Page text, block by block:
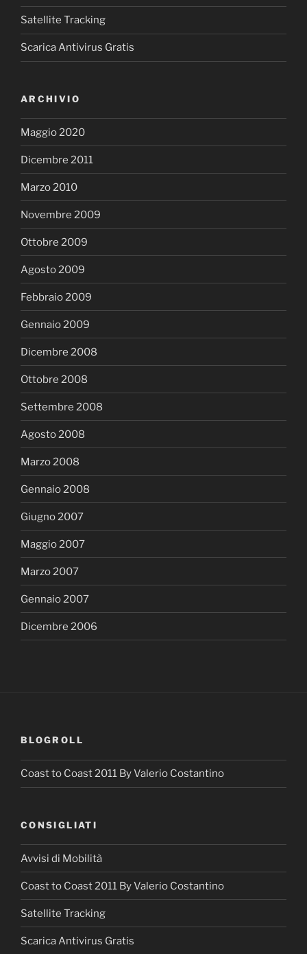
Satellite Tracking
Scarica Antivirus Gratis
ARCHIVIO
Maggio 2020
Dicembre 2011
Marzo 2010
Novembre 2009
Ottobre 2009
Agosto 2009
Febbraio 2009
Gennaio 2009
Dicembre 2008
Ottobre 2008
Settembre 2008
Agosto 2008
Marzo 2008
Gennaio 2008
Giugno 2007
Maggio 2007
Marzo 2007
Gennaio 2007
Dicembre 2006
BLOGROLL
Coast to Coast 2011 By Valerio Costantino
CONSIGLIATI
Avvisi di Mobilità
Coast to Coast 2011 By Valerio Costantino
Satellite Tracking
Scarica Antivirus Gratis